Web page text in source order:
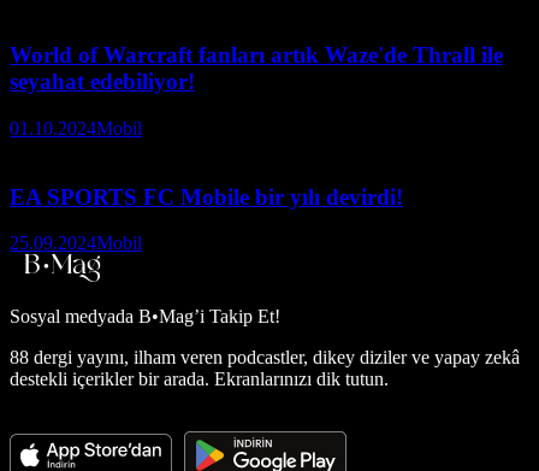
World of Warcraft fanları artık Waze'de Thrall ile
seyahat edebiliyor!
01.10.2024Mobil
EA SPORTS FC Mobile bir yılı devirdi!
25.09.2024Mobil
Sosyal medyada B•Mag’i Takip Et!
88 dergi yayını, ilham veren podcastler, dikey diziler ve yapay zekâ
destekli içerikler bir arada. Ekranlarınızı dik tutun.